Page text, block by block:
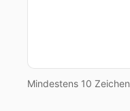
Mindestens 10 Zeichen